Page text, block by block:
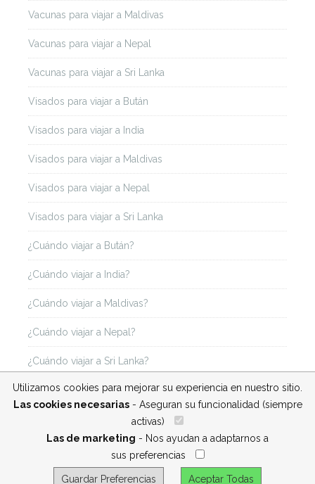
Vacunas para viajar a Maldivas
Vacunas para viajar a Nepal
Vacunas para viajar a Sri Lanka
Visados para viajar a Bután
Visados para viajar a India
Visados para viajar a Maldivas
Visados para viajar a Nepal
Visados para viajar a Sri Lanka
¿Cuándo viajar a Bután?
¿Cuándo viajar a India?
¿Cuándo viajar a Maldivas?
¿Cuándo viajar a Nepal?
¿Cuándo viajar a Sri Lanka?
Utilizamos cookies para mejorar su experiencia en nuestro sitio.
Las cookies necesarias- Aseguran su funcionalidad (siempre
activas)
Las de marketing - Nos ayudan a adaptarnos a
sus preferencias
Guardar Preferencias Aceptar Todas